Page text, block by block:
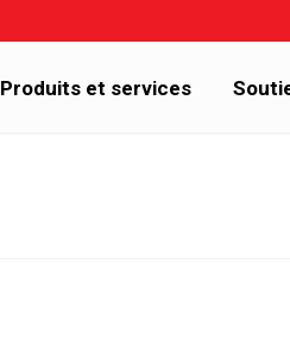
Produits et services